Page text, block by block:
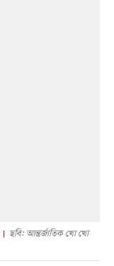
ছবি: আন্তর্জাতিক খো খো